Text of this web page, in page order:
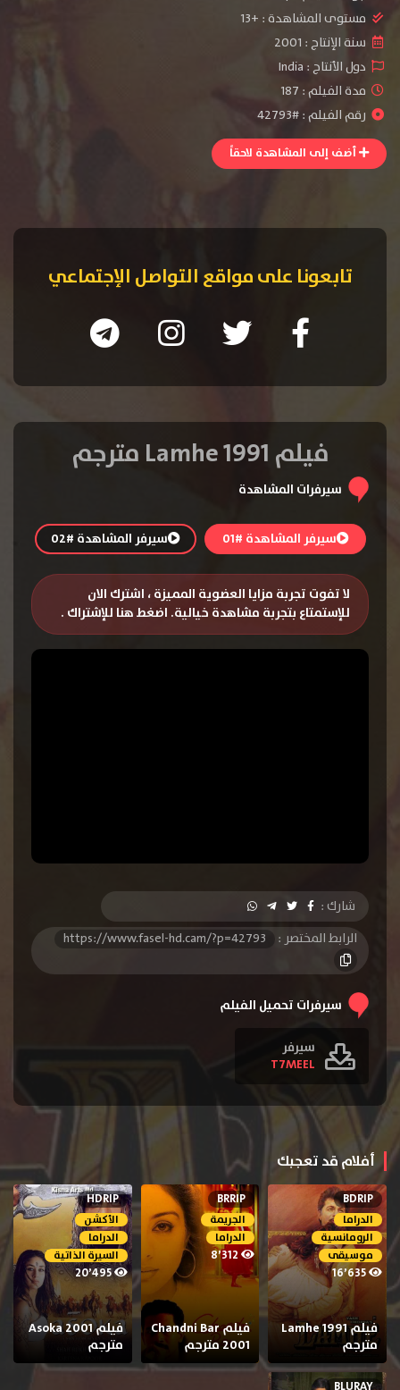
مستوى المشاهدة : +13
سنة الإنتاج : 2001
دول الأنتاج : India
مدة الفيلم : 187
رقم الفيلم : #42793
أضف إلى المشاهدة لاحقاً
تابعونا على مواقع التواصل الإجتماعي
فيلم Lamhe 1991 مترجم
سيرفرات المشاهدة
سيرفر المشاهدة #01 سيرفر المشاهدة #02
لا تفوت تجربة مزايا العضوية المميزة ، اشترك الان
للإستمتاع بتجربة مشاهدة خيالية. اضغط هنا للإشتراك .
شارك :
الرابط المختصر :
https://www.fasel-hd.cam/?p=42793
سيرفرات تحميل الفيلم
سيرفر
T7MEEL
أفلام قد تعجبك
BDRIP
الدراما
الرومانسية
موسيقى
فيلم Lamhe 1991
مترجم
BRRIP
الجريمة
الدراما
8٬312
فيلم Chandni Bar
2001 مترجم
HDRIP
الأكشن
الدراما
السيرة الذاتية
20٬495
فيلم Asoka 2001
مترجم